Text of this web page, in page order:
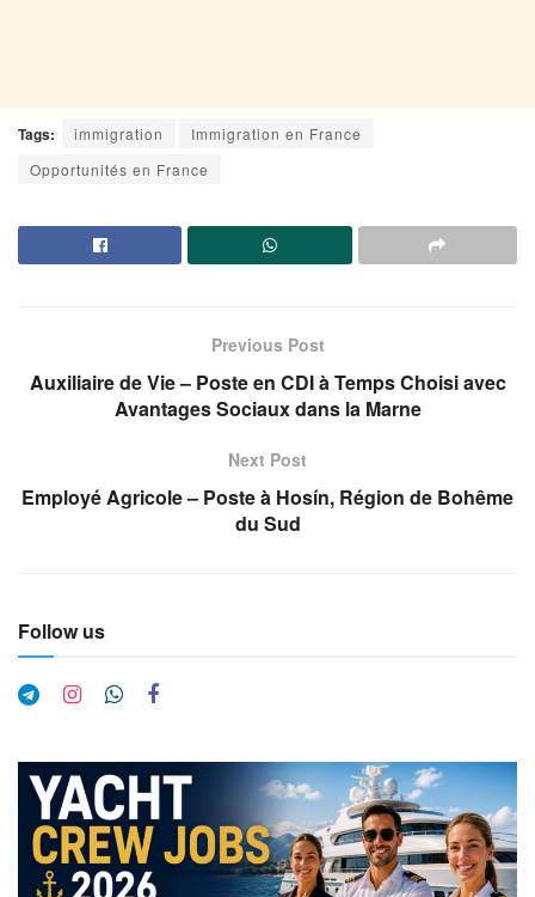
Tags: immigration
Immigration en France
Opportunités en France
Previous Post
Auxiliaire de Vie – Poste en CDI à Temps Choisi avec
Avantages Sociaux dans la Marne
Next Post
Employé Agricole – Poste à Hosín, Région de Bohême
du Sud
Follow us